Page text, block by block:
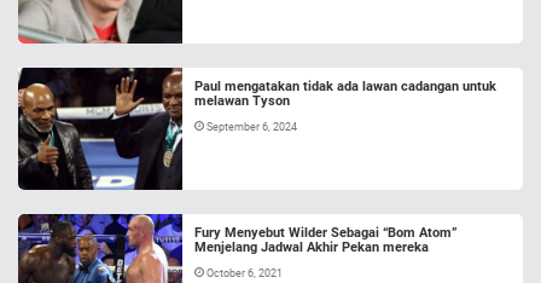
Paul mengatakan tidak ada lawan cadangan untuk
melawan Tyson
September 6, 2024
Fury Menyebut Wilder Sebagai “Bom Atom”
Menjelang Jadwal Akhir Pekan mereka
October 6, 2021